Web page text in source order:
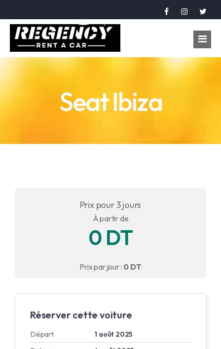
À propos
Seat Ibiza
Prix pour 3 jours
À partir de
0 DT
Prix par jour : 0 DT
Réserver cette voiture
Départ 1 août 2025